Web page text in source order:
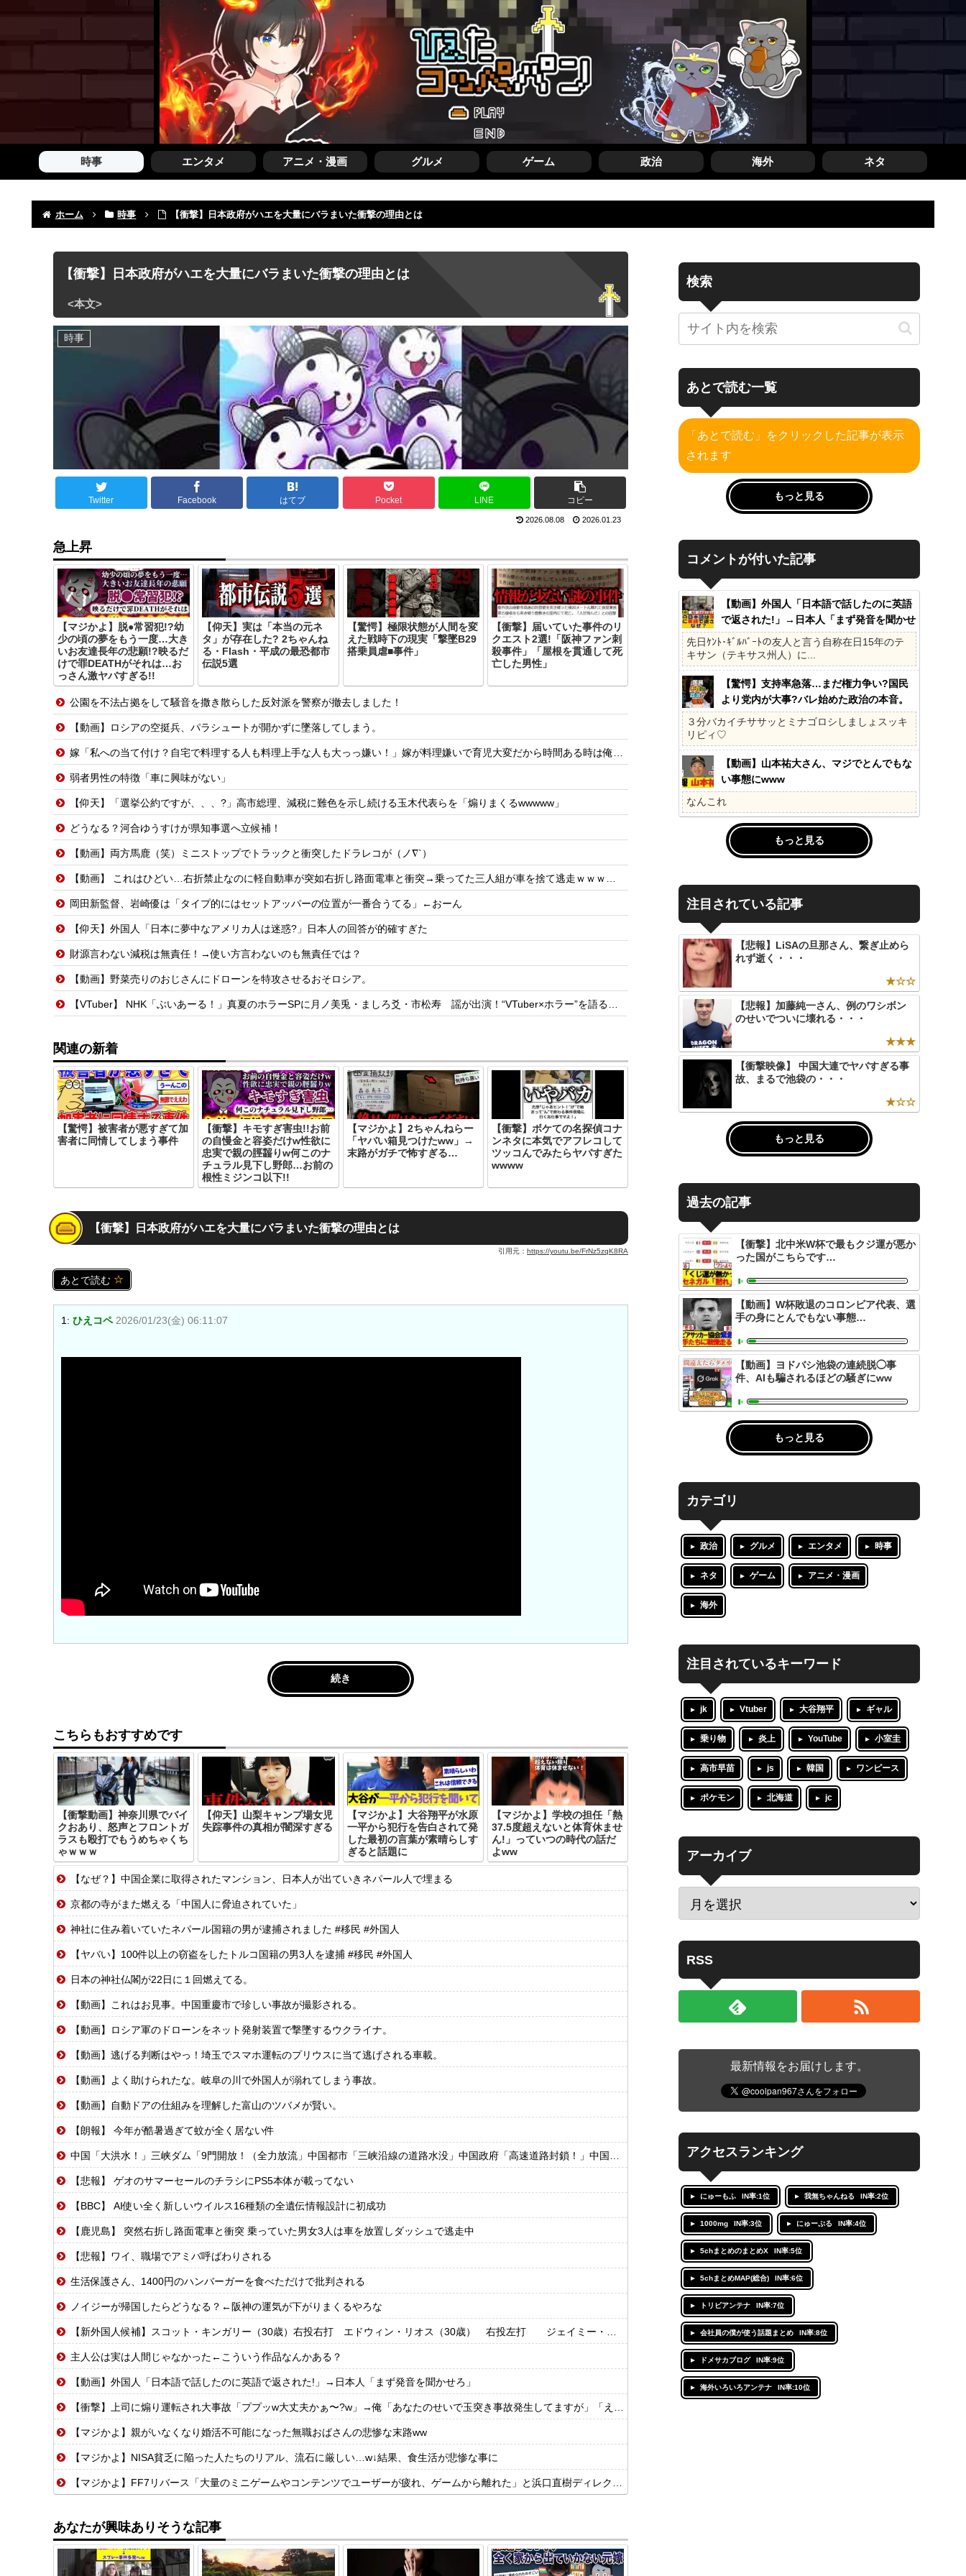
時事 エンタメ アニメ・漫画 グルメ ゲーム 政治 海外 ネタ
ホーム 時事 【衝撃】日本政府がハエを大量にバラまいた衝撃の理由とは
【衝撃】日本政府がハエを大量にバラまいた衝撃の理由とは
時事
Twitter Facebook はてブ Pocket LINE コピー
2026.08.08 2026.01.23
急上昇
【マジかよ】脱●常習犯!?幼
少の頃の夢をもう一度…大き
いお友達長年の悲願!?映るだ
けで罪DEATHがそれは…お
っさん激ヤバすぎる!!
【仰天】実は「本当の元ネ
タ」が存在した? 2ちゃんね
る・Flash・平成の最恐都市
伝説5選
【驚愕】極限状態が人間を変
えた戦時下の現実「撃墜B29
搭乗員虐■事件」
【衝撃】届いていた事件のリ
クエスト2選!「阪神ファン刺
殺事件」「屋根を貫通して死
亡した男性」
公園を不法占拠をして騒音を撒き散らした反対派を警察が撤去しました！
【動画】ロシアの空挺兵、パラシュートが開かずに墜落してしまう。
嫁「私への当て付け？自宅で料理する人も料理上手な人も大っっ嫌い！」嫁が料理嫌いで育児大変だから時間ある時は俺が料理する、片付けまで全部やるって言うと嫁がヒスって困る
弱者男性の特徴「車に興味がない」
【仰天】「選挙公約ですが、、、?」高市総理、減税に難色を示し続ける玉木代表らを「煽りまくるwwwww」
どうなる？河合ゆうすけが県知事選へ立候補！
【動画】両方馬鹿（笑）ミニストップでトラックと衝突したドラレコが（ノ∇`）
【動画】 これはひどい…右折禁止なのに軽自動車が突如右折し路面電車と衝突→乗ってた三人組が車を捨て逃走ｗｗｗｗｗｗ
岡田新監督、岩崎優は「タイプ的にはセットアッパーの位置が一番合うてる」←おーん
【仰天】外国人「日本に夢中なアメリカ人は迷惑?」日本人の回答が的確すぎた
財源言わない減税は無責任！→使い方言わないのも無責任では？
【動画】野菜売りのおじさんにドローンを特攻させるおそロシア。
【VTuber】 NHK「ぶいあーる！」真夏のホラーSPに月ノ美兎・ましろ爻・市松寿ゞ謡が出演！“VTuber×ホラー”を語る【8/8(土)21:05】
関連の新着
【驚愕】被害者が悪すぎて加
害者に同情してしまう事件
【衝撃】キモすぎ害虫!!お前
の自慢金と容姿だけw性欲に
忠実で親の脛齧りw何このナ
チュラル見下し野郎…お前の
根性ミジンコ以下!!
【マジかよ】2ちゃんねらー
「ヤバい箱見つけたww」→
末路がガチで怖すぎる…
【衝撃】ボケての名探偵コナ
ンネタに本気でアフレコして
ツッコんでみたらヤバすぎた
wwww
【衝撃】日本政府がハエを大量にバラまいた衝撃の理由とは
引用元： https://youtu.be/FrNz5zqK8RA
あとで読む
1: ひえコペ 2026/01/23(金) 06:11:07
続き
こちらもおすすめです
【衝撃動画】神奈川県でバイ
クおあり、怒声とフロントガ
ラスも殴打でもうめちゃくち
ゃｗｗｗ
【仰天】山梨キャンプ場女児
失踪事件の真相が闇深すぎる
【マジかよ】大谷翔平が水原
一平から犯行を告白されて発
した最初の言葉が素晴らしす
ぎると話題に
【マジかよ】学校の担任「熱
37.5度超えないと体育休ませ
ん!」っていつの時代の話だ
よww
【なぜ？】中国企業に取得されたマンション、日本人が出ていきネパール人で埋まる
京都の寺がまた燃える「中国人に脅迫されていた」
神社に住み着いていたネパール国籍の男が逮捕されました #移民 #外国人
【ヤバい】100件以上の窃盗をしたトルコ国籍の男3人を逮捕 #移民 #外国人
日本の神社仏閣が22日に１回燃えてる。
【動画】これはお見事。中国重慶市で珍しい事故が撮影される。
【動画】ロシア軍のドローンをネット発射装置で撃墜するウクライナ。
【動画】逃げる判断はやっ！埼玉でスマホ運転のプリウスに当て逃げされる車載。
【動画】よく助けられたな。岐阜の川で外国人が溺れてしまう事故。
【動画】自動ドアの仕組みを理解した富山のツバメが賢い。
【朗報】 今年が酷暑過ぎて蚊が全く居ない件
中国「大洪水！」三峡ダム「9門開放！（全力放流」中国都市「三峡沿線の道路水没」中国政府「高速道路封鎖！」中国ダム「緊急放流に合わせて開門（土砂崩れ発生」→
【悲報】 ゲオのサマーセールのチラシにPS5本体が載ってない
【BBC】 AI使い全く新しいウイルス16種類の全遺伝情報設計に初成功
【鹿児島】 突然右折し路面電車と衝突 乗っていた男女3人は車を放置しダッシュで逃走中
【悲報】ワイ、職場でアミバ呼ばわりされる
生活保護さん、1400円のハンバーガーを食べただけで批判される
ノイジーが帰国したらどうなる？←阪神の運気が下がりまくるやろな
【新外国人候補】スコット・キンガリー（30歳）右投右打 エドウィン・リオス（30歳） 右投左打 ジェイミー・ウェストブルック（29歳） 右投右打
主人公は実は人間じゃなかった←こういう作品なんかある？
【動画】外国人「日本語で話したのに英語で返された!」→日本人「まず発音を聞かせろ」
【衝撃】上司に煽り運転され大事故「ププッw大丈夫かぁ〜?w」→俺「あなたのせいで玉突き事故発生してますが」「え!?」
【マジかよ】親がいなくなり婚活不可能になった無職おばさんの悲惨な末路ww
【マジかよ】NISA貧乏に陥った人たちのリアル、流石に厳しい…w↓結果、食生活が悲惨な事に
【マジかよ】FF7リバース「大量のミニゲームやコンテンツでユーザーが疲れ、ゲームから離れた」と浜口直樹ディレクターが公式インタビューで告白
あなたが興味ありそうな記事
検索
あとで読む一覧
「あとで読む」をクリックした記事が表示
されます
もっと見る
コメントが付いた記事
【動画】外国人「日本語で話したのに英語
で返された!」→日本人「まず発音を聞かせ
ろ」
先日ｹﾝﾄ･ｷﾞﾙﾊﾞｰﾄの友人と言う自称在日15年のテ
キサン（テキサス州人）に...
【驚愕】支持率急落…まだ権力争い?国民
より党内が大事?バレ始めた政治の本音。
41%の衝撃、その理由。選挙しか見てない
の?国民不在の政治が限界!
３分バカイチササッとミナゴロシしましょスッキ
リピィ♡
【動画】山本祐大さん、マジでとんでもな
い事態にwww
なんこれ
もっと見る
注目されている記事
【悲報】LiSAの旦那さん、繋ぎ止めら
れず逝く・・・
★☆☆
【悲報】加藤純一さん、例のワシボン
のせいでついに壊れる・・・
★★★
【衝撃映像】 中国大連でヤバすぎる事
故、まるで池袋の・・・
★☆☆
もっと見る
過去の記事
【衝撃】北中米W杯で最もクジ運が悪か
った国がこちらです…
【動画】W杯敗退のコロンビア代表、選
手の身にとんでもない事態…
【動画】ヨドバシ池袋の連続脱◯事
件、AIも騙されるほどの騒ぎにww
もっと見る
カテゴリ
政治 グルメ エンタメ 時事
ネタ ゲーム アニメ・漫画
海外
注目されているキーワード
jk Vtuber 大谷翔平 ギャル
乗り物 炎上 YouTube 小室圭
高市早苗 js 韓国 ワンピース
ポケモン 北海道 jc
アーカイブ
RSS
最新情報をお届けします。
アクセスランキング
にゅーもふ IN率:1位 我無ちゃんねる IN率:2位
1000mg IN率:3位 にゅーぷる IN率:4位
5chまとめのまとめX IN率:5位
5chまとめMAP(総合) IN率:6位
トリビアンテナ IN率:7位
会社員の僕が使う話題まとめ IN率:8位
ドメサカブログ IN率:9位
海外いろいろアンテナ IN率:10位